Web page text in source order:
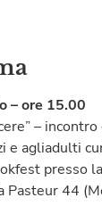
– ore 15.00
–
e agliadulti
presso
Pasteur 44